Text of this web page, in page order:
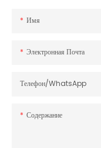
Имя
Электронная Почта
Телефон/WhatsApp
Содержание